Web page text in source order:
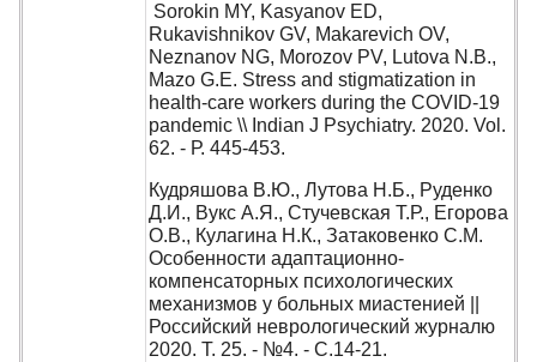
Sorokin MY, Kasyanov ED,
Rukavishnikov GV, Makarevich OV,
Neznanov NG, Morozov PV, Lutova N.B.,
Mazo G.E. Stress and stigmatization in
health‑care workers during the COVID‑19
pandemic \\ Indian J Psychiatry. 2020. Vol.
62. - Р. 445-453.
Кудряшова В.Ю., Лутова Н.Б., Руденко
Д.И., Вукс А.Я., Стучевская Т.Р., Егорова
О.В., Кулагина Н.К., Затаковенко С.М.
Особенности адаптационно-
компенсаторных психологических
механизмов у больных миастенией ||
Российский неврологический журналю
2020. Т. 25. - №4. - С.14-21.